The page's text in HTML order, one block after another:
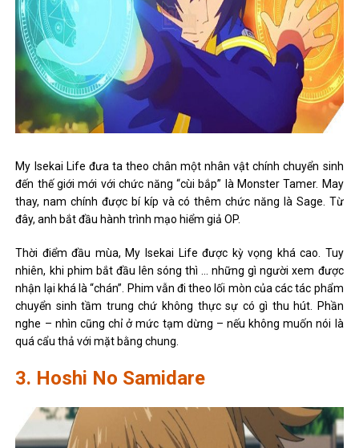
My Isekai Life đưa ta theo chân một nhân vật chính chuyển sinh
đến thế giới mới với chức năng “cùi bắp” là Monster Tamer. May
thay, nam chính được bí kíp và có thêm chức năng là Sage. Từ
đây, anh bắt đầu hành trình mạo hiểm giả OP.
Thời điểm đầu mùa, My Isekai Life được kỳ vọng khá cao. Tuy
nhiên, khi phim bắt đầu lên sóng thì … những gì người xem được
nhận lại khá là “chán”. Phim vẫn đi theo lối mòn của các tác phẩm
chuyển sinh tầm trung chứ không thực sự có gì thu hút. Phần
nghe – nhìn cũng chỉ ở mức tạm dừng – nếu không muốn nói là
quá cẩu thả với mặt bằng chung.
3. Hoshi No Samidare